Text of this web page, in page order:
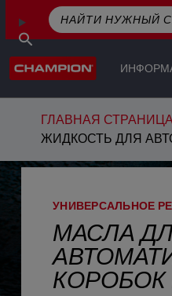
НАЙТИ НУЖНЫЙ
ГЛАВНАЯ
ЖИДКОСТЬ ДЛЯ
УНИВЕРСАЛЬНОЕ
МАСЛА
КОРОБОК